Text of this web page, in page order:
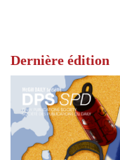
Dernière édition